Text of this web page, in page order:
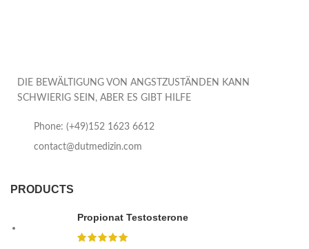
DIE BEWÄLTIGUNG VON ANGSTZUSTÄNDEN KANN
SCHWIERIG SEIN, ABER ES GIBT HILFE
Phone: (+49)152 1623 6612
contact@dutmedizin.com
PRODUCTS
Propionat Testosterone